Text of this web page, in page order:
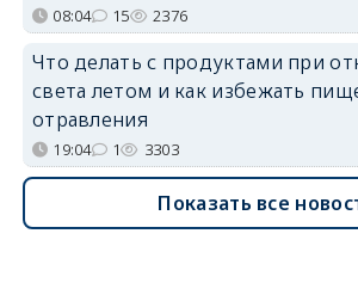
08:04 15 2376
Что делать с продуктами при
света летом и как избежать
отравления
19:04 1 3303
Показать все